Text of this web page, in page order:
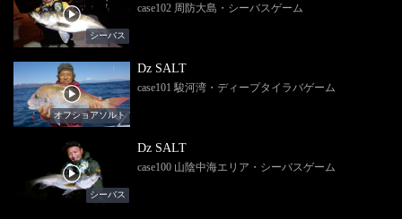
シーバス
case102 周防大島・シーバスゲーム
オフショアソルト
Dz SALT
case101 駿河湾・ディープタイラバゲーム
シーバス
Dz SALT
case100 山陰中海エリア・シーバスゲーム